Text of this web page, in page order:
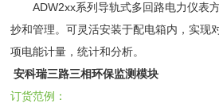
ADW2xx系列导轨式多回路电力仪表
抄和管理。可灵活安装于配电箱内，实现
项电能计量，统计和分析。
安科瑞三路三相环保监测模块
订货范例：